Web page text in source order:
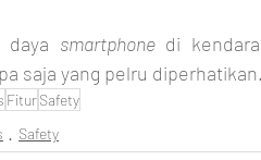
daya
smartphone di
saja yang pelru
FiturSafety
Safety